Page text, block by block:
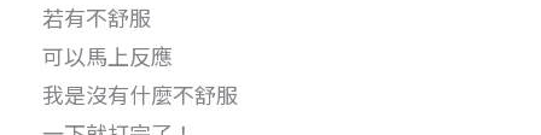
若有不舒服
可以馬上反應
我是沒有什麼不舒服